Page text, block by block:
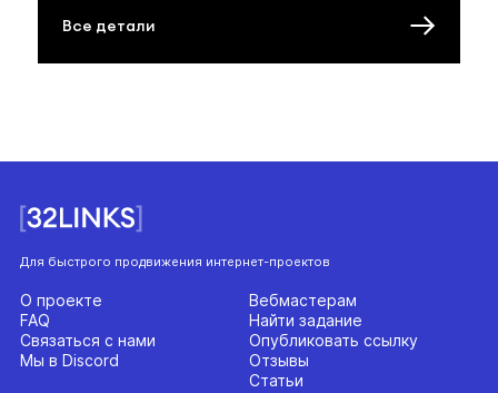
Все детали
Для быстрого продвижения интернет-проектов
Вебмастерам
Найти задание
Опубликовать ссылку
Отзывы
Статьи
О проекте
FAQ
Связаться с нами
Мы в Discord